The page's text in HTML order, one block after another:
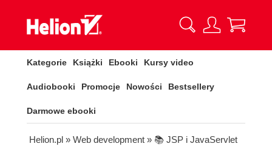
Kategorie Książki Ebooki Kursy video
Audiobooki Promocje Nowości Bestsellery
Darmowe ebooki
Helion.pl » Web development » 📚 JSP i JavaServlet